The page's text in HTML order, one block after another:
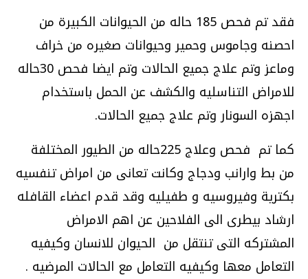
فقد تم فحص 185 حاله من الحيوانات الكبيرة من
احصنه وجاموس وحمير وحيوانات صغيره من خراف
وماعز وتم علاج جميع الحالات
وتم ايضا فحص 30حاله
للامراض التناسليه والكشف عن الحمل باستخدام
اجهزه السونار وتم علاج جميع الحالات.
كما تم فحص وعلاج 225حاله من الطيور المختلفة
من بط وارانب ودجاج وكانت تعانى من امراض تنفسيه
بكترية وفيروسيه و طفيليه وقد قدم اعضاء القافله
ارشاد بيطرى الى الفلاحين عن اهم الامراض
المشتركه التى تنتقل من الحيوان للانسان وكيفيه
التعامل معها وكيفيه التعامل مع الحالات المرضيه .